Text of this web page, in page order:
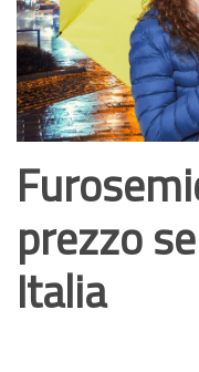
prezzo
Italia